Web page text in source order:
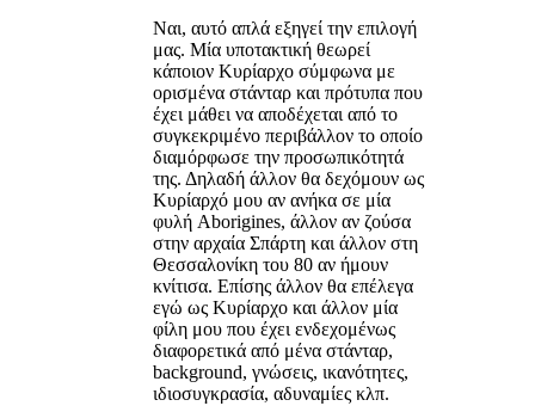
Ναι, αυτό απλά εξηγεί την επιλογή
μας. Μία υποτακτική θεωρεί
κάποιον Κυρίαρχο σύμφωνα με
ορισμένα στάνταρ και πρότυπα που
έχει μάθει να αποδέχεται από το
συγκεκριμένο περιβάλλον το οποίο
διαμόρφωσε την προσωπικότητά
της. Δηλαδή άλλον θα δεχόμουν ως
Κυρίαρχό μου αν ανήκα σε μία
φυλή Aborigines, άλλον αν ζούσα
στην αρχαία Σπάρτη και άλλον στη
Θεσσαλονίκη του 80 αν ήμουν
κνίτισα. Επίσης άλλον θα επέλεγα
εγώ ως Κυρίαρχο και άλλον μία
φίλη μου που έχει ενδεχομένως
διαφορετικά από μένα στάνταρ,
background, γνώσεις, ικανότητες,
ιδιοσυγκρασία, αδυναμίες κλπ.